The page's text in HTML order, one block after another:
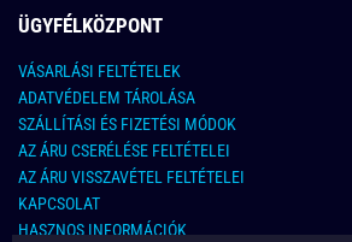
ÜGYFÉLKÖZPONT
VÁSARLÁSI FELTÉTELEK
ADATVÉDELEM TÁROLÁSA
SZÁLLÍTÁSI ÉS FIZETÉSI MÓDOK
AZ ÁRU CSERÉLÉSE FELTÉTELEI
AZ ÁRU VISSZAVÉTEL FELTÉTELEI
KAPCSOLAT
HASZNOS INFORMÁCIÓK